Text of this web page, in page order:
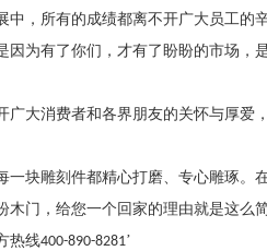
中，所有的成绩都离不开广大员工的
为有了你们，才有了盼盼的市场，
广大消费者和各界朋友的关怀与厚爱
一块雕刻件都精心打磨、专心雕琢
木门，给您一个回家的理由就是这么
热线400-890-8281’